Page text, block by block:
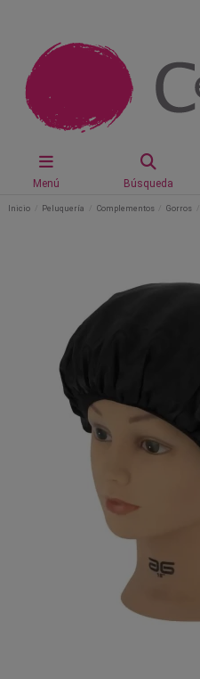
Menú Búsqueda
Inicio Peluquería Complementos Gorros